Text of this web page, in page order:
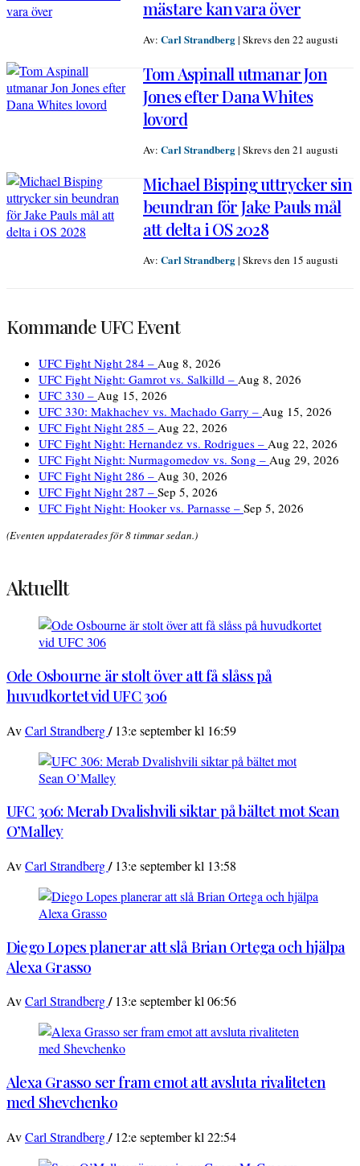
mästare kan vara över
Av: Carl Strandberg| Skrevs den 22 augusti
Tom Aspinall utmanar Jon
Jones efter Dana Whites
lovord
Av: Carl Strandberg| Skrevs den 21 augusti
Michael Bisping uttrycker sin
beundran för Jake Pauls mål
att delta i OS 2028
Av: Carl Strandberg| Skrevs den 15 augusti
Kommande UFC Event
UFC Fight Night 284 – Aug 8, 2026
UFC Fight Night: Gamrot vs. Salkilld – Aug 8, 2026
UFC 330 – Aug 15, 2026
UFC 330: Makhachev vs. Machado Garry – Aug 15, 2026
UFC Fight Night 285 – Aug 22, 2026
UFC Fight Night: Hernandez vs. Rodrigues – Aug 22, 2026
UFC Fight Night: Nurmagomedov vs. Song – Aug 29, 2026
UFC Fight Night 286 – Aug 30, 2026
UFC Fight Night 287 – Sep 5, 2026
UFC Fight Night: Hooker vs. Parnasse – Sep 5, 2026
(Eventen uppdaterades för 8 timmar sedan.)
Aktuellt
Ode Osbourne är stolt över att få slåss på
huvudkortet vid UFC 306
AvCarl Strandberg/ 13:e september kl 16:59
UFC 306: Merab Dvalishvili siktar på bältet mot Sean
O’Malley
AvCarl Strandberg/ 13:e september kl 13:58
Diego Lopes planerar att slå Brian Ortega och hjälpa
Alexa Grasso
AvCarl Strandberg/ 13:e september kl 06:56
Alexa Grasso ser fram emot att avsluta rivaliteten
med Shevchenko
AvCarl Strandberg/ 12:e september kl 22:54